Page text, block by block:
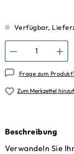
Verfügbar,
Frage zum
Zum Merkzettel
Beschreibung
Verwandeln Sie